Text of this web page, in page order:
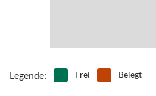
Legende: Frei Belegt